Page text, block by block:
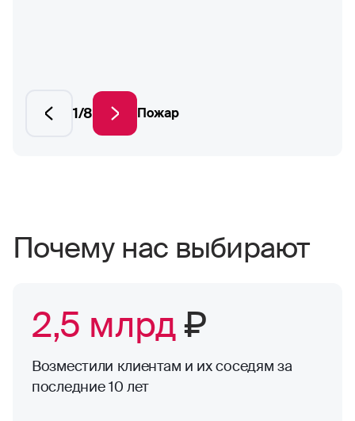
1/8 Пожар
Почему нас выбирают
2,5 млрд₽
Возместили клиентам и их соседям за
последние 10 лет